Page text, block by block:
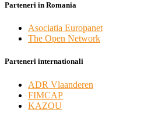
Parteneri in Romania
Asociatia Europanet
The Open Network
Parteneri internationali
ADR Vlaanderen
FIMCAP
KAZOU